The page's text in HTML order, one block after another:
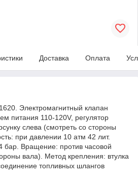
Доставка Оплата
Электромагнитный клапан
питания 110-120V, регулятор
слева (смотреть со стороны
при давлении 10 атм 42 лит.
бар. Вращение: против часовой
вала). Метод крепления: втулка
топливных шлангов